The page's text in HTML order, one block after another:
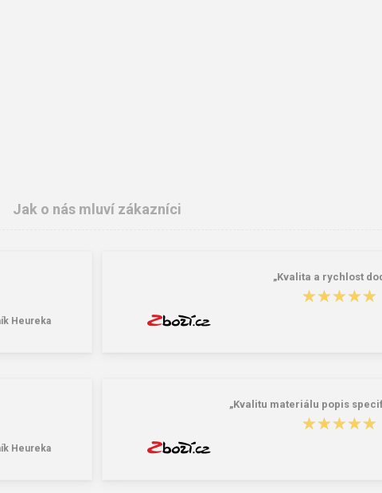
Jak o nás mluví zákazníci
Heureka
„Kvalita a rychlost
★★★★★
★★★★★
Heureka
„Kvalitu materiálu popis
★★★★★
★★★★★